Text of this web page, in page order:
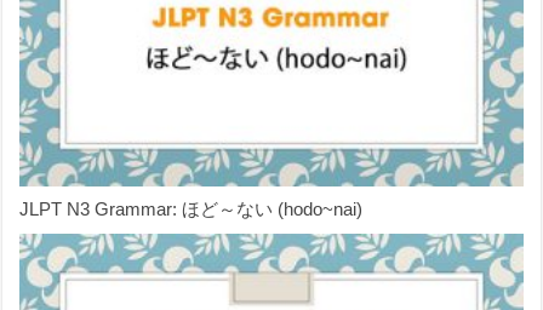
JLPT N3 Grammar: ほど～ない (hodo~nai)